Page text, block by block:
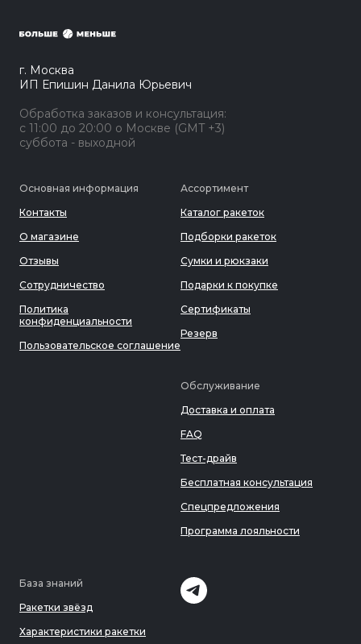
г. Москва
ИП Епишин Данила Юрьевич
Обработка заказов и консультация:
с 11:00 до 20:00 о Москве (GMT +3)
суббота - выходной
Основная информация
Контакты
О магазине
Отзывы
Сотрудничество
Политика
конфиденциальности
Пользовательское соглашение
Ассортимент
Каталог ракеток
Подборки ракеток
Сумки и рюкзаки
Подарки к покупке
Сертификаты
Резерв
Обслуживание
Доставка и оплата
FAQ
Тест-драйв
Бесплатная консультация
Спецпредложения
Программа лояльности
База знаний
Ракетки звёзд
Характеристики ракетки